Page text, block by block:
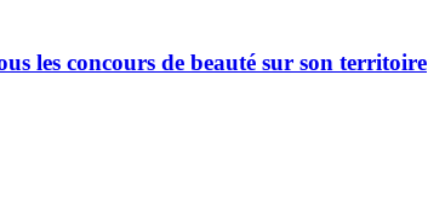
les concours de beauté sur son territoire